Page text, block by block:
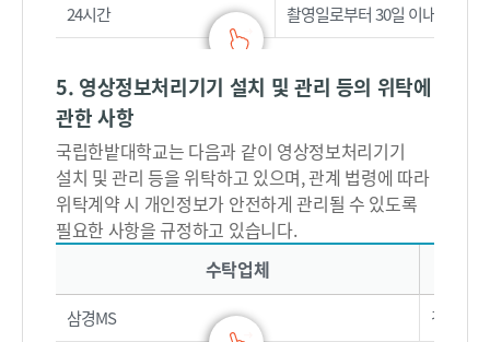
24시간 촬영일로부터 30일 이내
5. 영상정보처리기기 설치 및 관리 등의 위탁에
관한 사항
국립한밭대학교는 다음과 같이 영상정보처리기기
설치 및 관리 등을 위탁하고 있으며, 관계 법령에 따라
위탁계약 시 개인정보가 안전하게 관리될 수 있도록
필요한 사항을 규정하고 있습니다.
수탁업체, 담당자, 연락처로 구성
수탁업체
삼경MS 김준호